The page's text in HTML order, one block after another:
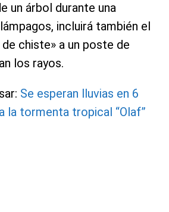
un árbol durante una
incluirá también el
chiste» a un poste de
los rayos.
Se esperan lluvias en 6
la tormenta tropical “Olaf”